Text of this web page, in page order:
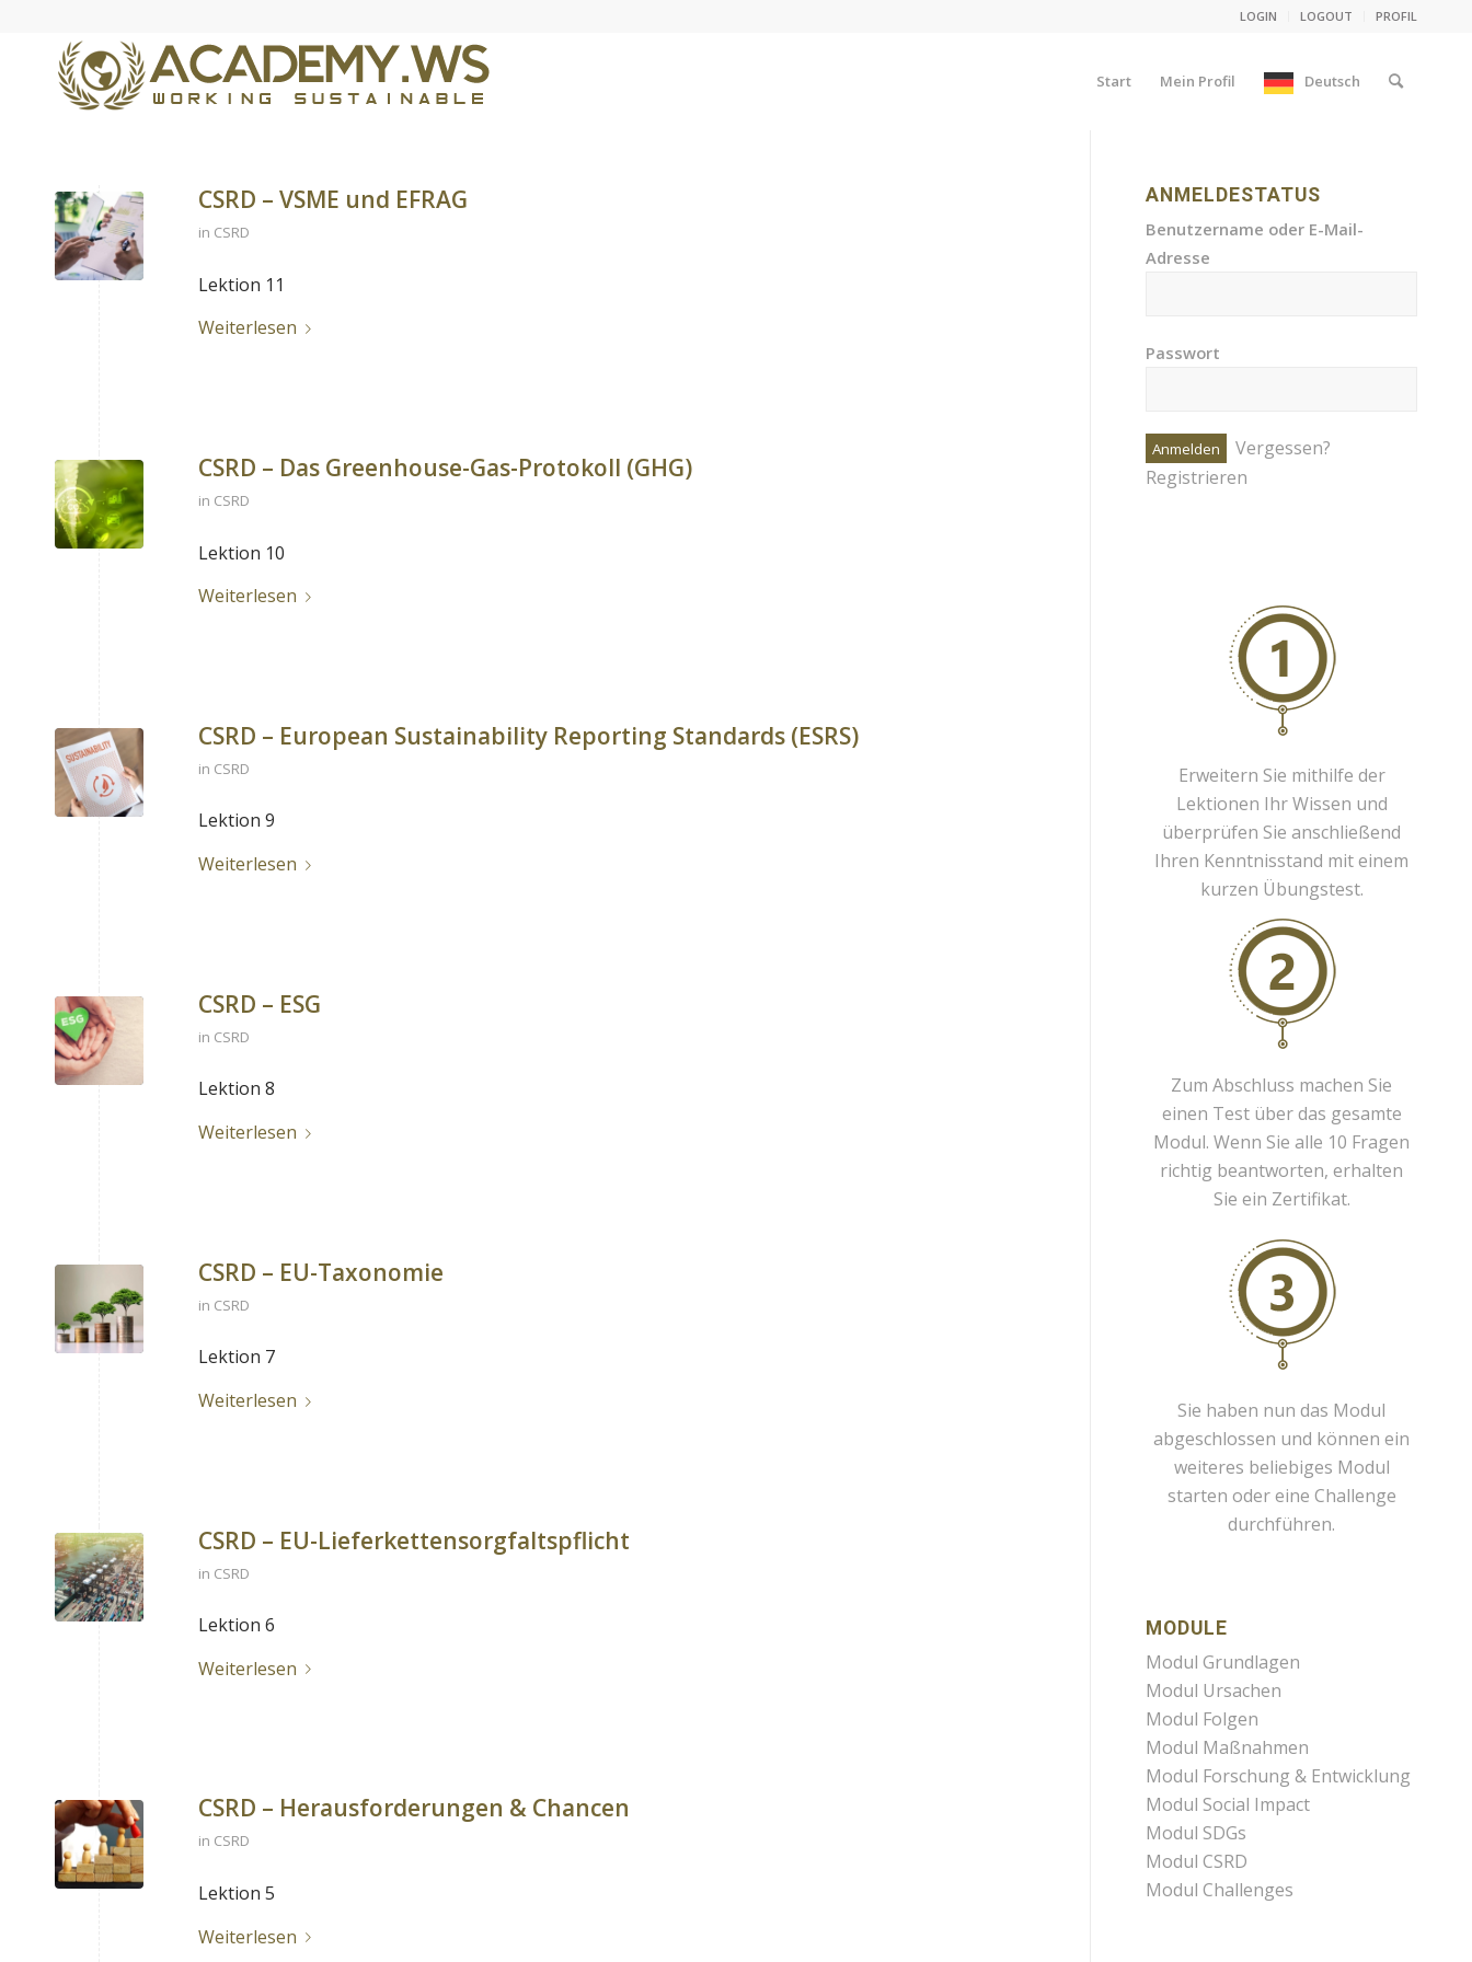
LOGIN LOGOUT PROFIL
Start Mein Profil Deutsch
CSRD – VSME und EFRAG
in CSRD
Lektion 11
Weiterlesen
CSRD – Das Greenhouse-Gas-Protokoll (GHG)
in CSRD
Lektion 10
Weiterlesen
CSRD – European Sustainability Reporting Standards (ESRS)
in CSRD
Lektion 9
Weiterlesen
CSRD – ESG
in CSRD
Lektion 8
Weiterlesen
CSRD – EU-Taxonomie
in CSRD
Lektion 7
Weiterlesen
CSRD – EU-Lieferkettensorgfaltspflicht
in CSRD
Lektion 6
Weiterlesen
CSRD – Herausforderungen & Chancen
in CSRD
Lektion 5
Weiterlesen
ANMELDESTATUS
Benutzername oder E-Mail-
Adresse
Passwort
Vergessen?
Registrieren
Erweitern Sie mithilfe der
Lektionen Ihr Wissen und
überprüfen Sie anschließend
Ihren Kenntnisstand mit einem
kurzen Übungstest.
Zum Abschluss machen Sie
einen Test über das gesamte
Modul. Wenn Sie alle 10 Fragen
richtig beantworten, erhalten
Sie ein Zertifikat.
Sie haben nun das Modul
abgeschlossen und können ein
weiteres beliebiges Modul
starten oder eine Challenge
durchführen.
MODULE
Modul Grundlagen
Modul Ursachen
Modul Folgen
Modul Maßnahmen
Modul Forschung & Entwicklung
Modul Social Impact
Modul SDGs
Modul CSRD
Modul Challenges